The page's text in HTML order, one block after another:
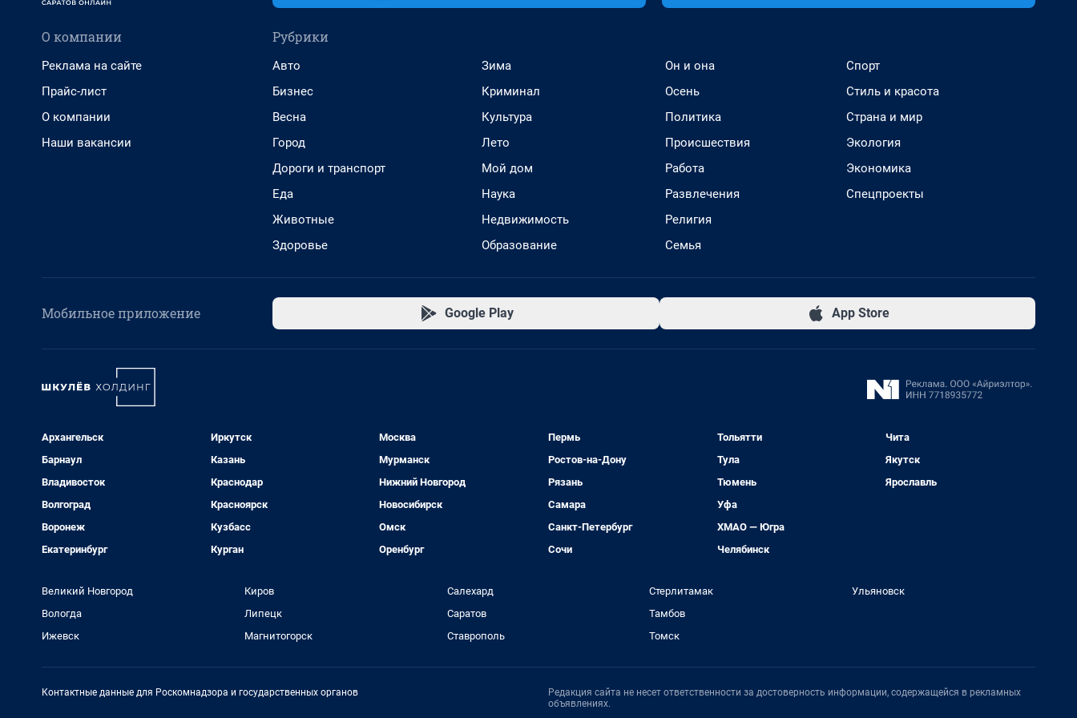
О компании
Реклама на сайте
Прайс-лист
О компании
Наши вакансии
Рубрики
Авто
Бизнес
Весна
Город
Дороги и транспорт
Еда
Животные
Здоровье
Зима
Криминал
Культура
Лето
Мой дом
Наука
Недвижимость
Образование
Он и она
Осень
Политика
Происшествия
Работа
Развлечения
Религия
Семья
Спорт
Стиль и красота
Страна и мир
Экология
Экономика
Спецпроекты
Мобильное приложение Google Play App Store
Архангельск
Барнаул
Владивосток
Волгоград
Воронеж
Екатеринбург
Иркутск
Казань
Краснодар
Красноярск
Кузбасс
Курган
Москва
Мурманск
Нижний Новгород
Новосибирск
Омск
Оренбург
Пермь
Ростов-на-Дону
Рязань
Самара
Санкт-Петербург
Сочи
Тольятти
Тула
Тюмень
Уфа
ХМАО — Югра
Челябинск
Чита
Якутск
Ярославль
Великий Новгород
Вологда
Ижевск
Киров
Липецк
Магнитогорск
Салехард
Саратов
Ставрополь
Стерлитамак
Тамбов
Томск
Ульяновск
Контактные данные для Роскомнадзора и государственных органов
Редакция сайта не несет ответственности за достоверность информации, содержащейся в рекламных
объявлениях.